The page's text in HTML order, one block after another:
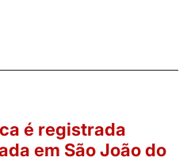
é registrada
em São João do